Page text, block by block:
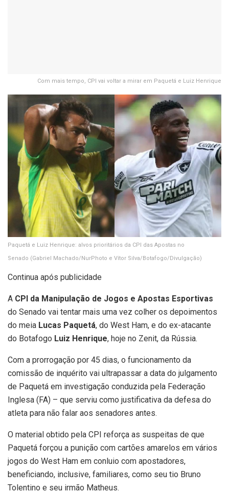
Com mais tempo, CPI vai voltar a mirar em Paquetá e Luiz Henrique
Paquetá e Luiz Henrique: alvos prioritários da CPI das Apostas no
Senado (Gabriel Machado/NurPhoto e Vítor Silva/Botafogo/Divulgação)
Continua após publicidade
A CPI da Manipulação de Jogos e Apostas Esportivas
do Senado vai tentar mais uma vez colher os depoimentos
do meia Lucas Paquetá, do West Ham, e do ex-atacante
do Botafogo Luiz Henrique, hoje no Zenit, da Rússia.
Com a prorrogação por 45 dias, o funcionamento da
comissão de inquérito vai ultrapassar a data do julgamento
de Paquetá em investigação conduzida pela Federação
Inglesa (FA) – que serviu como justificativa da defesa do
atleta para não falar aos senadores antes.
O material obtido pela CPI reforça as suspeitas de que
Paquetá forçou a punição com cartões amarelos em vários
jogos do West Ham em conluio com apostadores,
beneficiando, inclusive, familiares, como seu tio Bruno
Tolentino e seu irmão Matheus.